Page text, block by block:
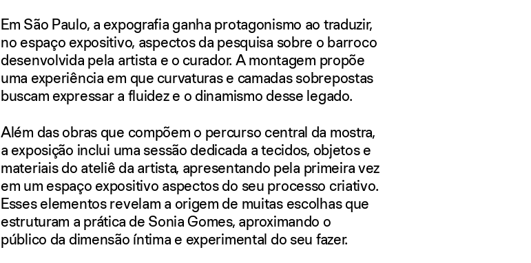
Em São Paulo, a expografia ganha protagonismo ao traduzir,
no espaço expositivo, aspectos da pesquisa sobre o barroco
desenvolvida pela artista e o curador. A montagem propõe
uma experiência em que curvaturas e camadas sobrepostas
buscam expressar a fluidez e o dinamismo desse legado.
Além das obras que compõem o percurso central da mostra,
a exposição inclui uma sessão dedicada a tecidos, objetos e
materiais do ateliê da artista, apresentando pela primeira vez
em um espaço expositivo aspectos do seu processo criativo.
Esses elementos revelam a origem de muitas escolhas que
estruturam a prática de Sonia Gomes, aproximando o
público da dimensão íntima e experimental do seu fazer.